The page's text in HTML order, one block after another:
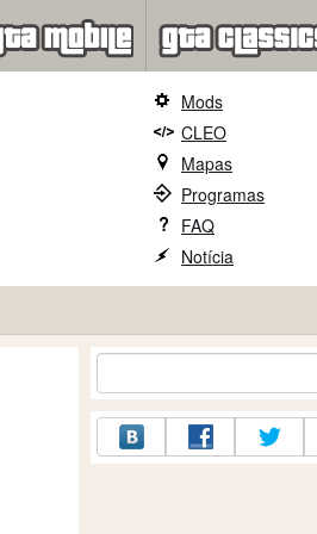
Mods
CLEO
Mapas
Programas
FAQ
Notícia